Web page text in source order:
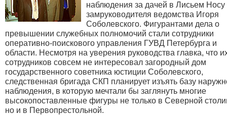
наблюдения за дачей в Лисьем Носу
замруководителя ведомства Игоря
Соболевского. Фигурантами дела о
превышении служебных полномочий стали сотрудники
оперативно-поискового управления ГУВД Петербурга и
области. Несмотря на уверения руководства главка, что
сотрудников совсем не интересовал загородный дом
государственного советника юстиции Соболевского,
следственная бригада СКП планирует изъять базу
наблюдения, в которую мечтали бы заглянуть многие
высокопоставленные фигуры не только в Северной
но и в Первопрестольной.